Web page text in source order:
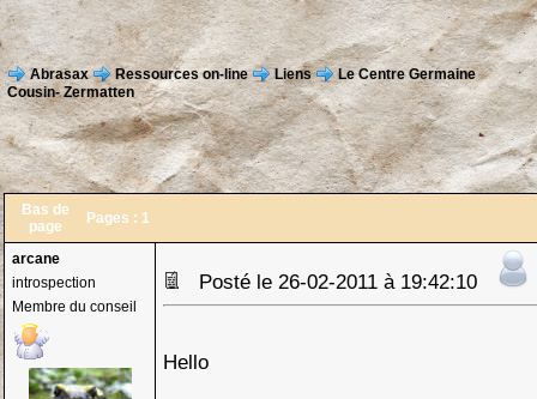
Abrasax Ressources on-line Liens
Le Centre Germaine
Cousin- Zermatten
Bas de
page
Pages : 1
arcane
introspection
Membre du conseil
Posté le 26-02-2011 à 19:42:10
Hello